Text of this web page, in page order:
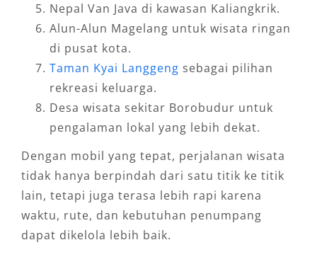
Nepal Van Java di kawasan Kaliangkrik.
Alun-Alun Magelang untuk wisata ringan
di pusat kota.
Taman Kyai Langgeng sebagai pilihan
rekreasi keluarga.
Desa wisata sekitar Borobudur untuk
pengalaman lokal yang lebih dekat.
Dengan mobil yang tepat, perjalanan wisata
tidak hanya berpindah dari satu titik ke titik
lain, tetapi juga terasa lebih rapi karena
waktu, rute, dan kebutuhan penumpang
dapat dikelola lebih baik.